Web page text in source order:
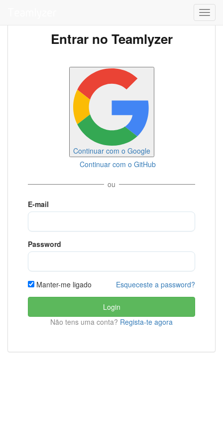
Entrar no Teamlyzer
Continuar com o Google
Continuar com o GitHub
ou
E-mail
Password
Manter-me ligado Esqueceste a password?
Login
Não tens uma conta? Regista-te agora